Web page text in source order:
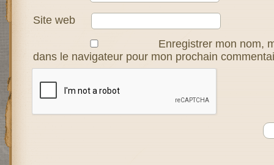
Site web
Enregistrer mon nom,
dans le navigateur pour mon prochain